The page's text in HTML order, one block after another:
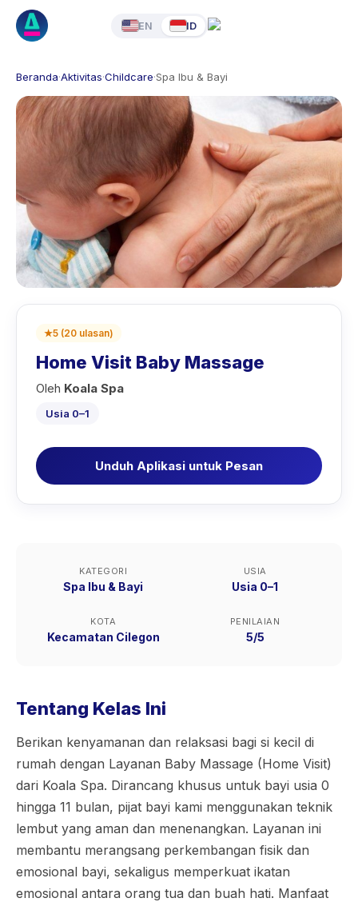
EN ID
Beranda·Aktivitas·Childcare·Spa Ibu & Bayi
★5 (20 ulasan)
Home Visit Baby Massage
Oleh Koala Spa
Usia 0–1
Unduh Aplikasi untuk Pesan
KATEGORI
Spa Ibu & Bayi
USIA
Usia 0–1
KOTA
Kecamatan Cilegon
PENILAIAN
5/5
Tentang Kelas Ini
Berikan kenyamanan dan relaksasi bagi si kecil di
rumah dengan Layanan Baby Massage (Home Visit)
dari Koala Spa. Dirancang khusus untuk bayi usia 0
hingga 11 bulan, pijat bayi kami menggunakan teknik
lembut yang aman dan menenangkan. Layanan ini
membantu merangsang perkembangan fisik dan
emosional bayi, sekaligus memperkuat ikatan
emosional antara orang tua dan buah hati. Manfaat